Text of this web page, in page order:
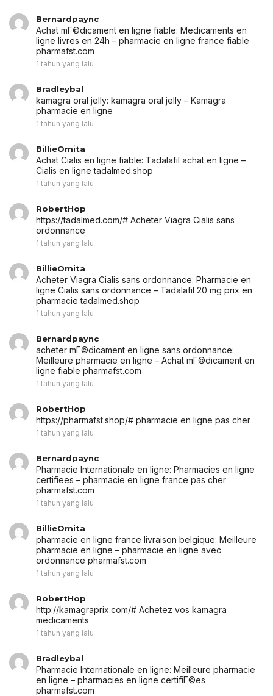
Bernardpaync
Achat mГ©dicament en ligne fiable: Medicaments en
ligne livres en 24h – pharmacie en ligne france fiable
pharmafst.com
1 tahun yang lalu
Bradleybal
kamagra oral jelly: kamagra oral jelly – Kamagra
pharmacie en ligne
1 tahun yang lalu
BillieOmita
Achat Cialis en ligne fiable: Tadalafil achat en ligne –
Cialis en ligne tadalmed.shop
1 tahun yang lalu
RobertHop
https://tadalmed.com/# Acheter Viagra Cialis sans
ordonnance
1 tahun yang lalu
BillieOmita
Acheter Viagra Cialis sans ordonnance: Pharmacie en
ligne Cialis sans ordonnance – Tadalafil 20 mg prix en
pharmacie tadalmed.shop
1 tahun yang lalu
Bernardpaync
acheter mГ©dicament en ligne sans ordonnance:
Meilleure pharmacie en ligne – Achat mГ©dicament en
ligne fiable pharmafst.com
1 tahun yang lalu
RobertHop
https://pharmafst.shop/# pharmacie en ligne pas cher
1 tahun yang lalu
Bernardpaync
Pharmacie Internationale en ligne: Pharmacies en ligne
certifiees – pharmacie en ligne france pas cher
pharmafst.com
1 tahun yang lalu
BillieOmita
pharmacie en ligne france livraison belgique: Meilleure
pharmacie en ligne – pharmacie en ligne avec
ordonnance pharmafst.com
1 tahun yang lalu
RobertHop
http://kamagraprix.com/# Achetez vos kamagra
medicaments
1 tahun yang lalu
Bradleybal
Pharmacie Internationale en ligne: Meilleure pharmacie
en ligne – pharmacies en ligne certifiГ©es
pharmafst.com